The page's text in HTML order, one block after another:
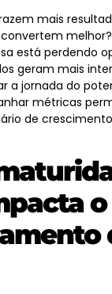
mais
melhor?
está perdendo
geram mais
a jornada do
métricas
de
o